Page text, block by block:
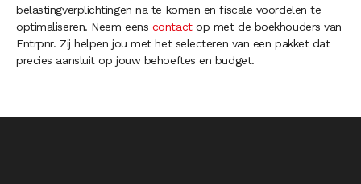
belastingverplichtingen na te komen en fiscale voordelen te
optimaliseren. Neem eens contactop met de boekhouders van
Entrpnr. Zij helpen jou met het selecteren van een pakket dat
precies aansluit op jouw behoeftes en budget.